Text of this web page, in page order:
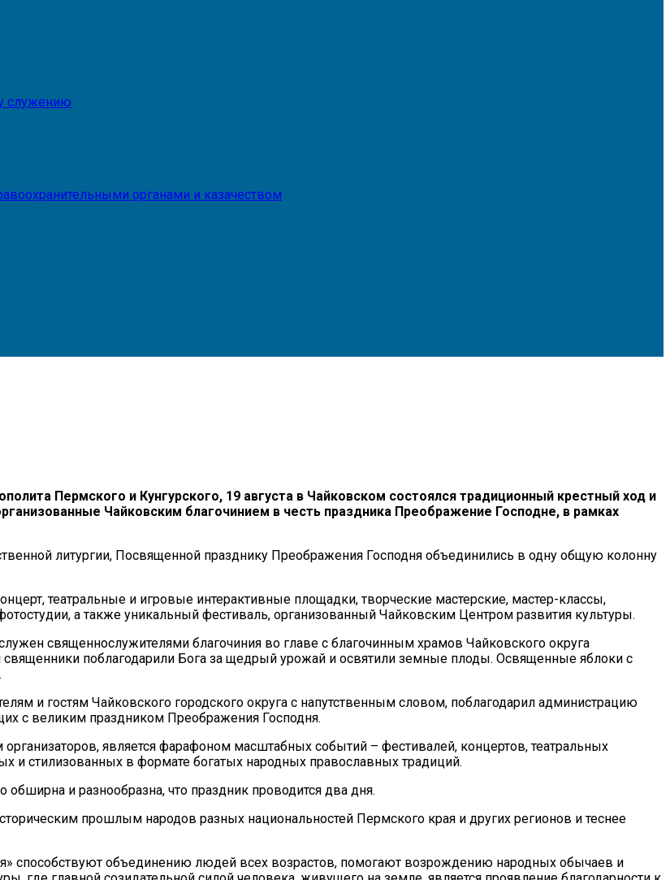
служению
органами и казачеством
Пермского и Кунгурского, 19 августа в Чайковском состоялся традиционный крестный ход и
Чайковским благочинием в честь праздника Преображение Господне, в рамках
литургии, Посвященной празднику Преображения Господня объединились в одну общую колонну
театральные и игровые интерактивные площадки, творческие мастерские, мастер-классы,
а также уникальный фестиваль, организованный Чайковским Центром развития культуры.
священнослужителями благочиния во главе с благочинным храмов Чайковского округа
поблагодарили Бога за щедрый урожай и освятили земные плоды. Освященные яблоки с
и гостям Чайковского городского округа с напутственным словом, поблагодарил администрацию
с великим праздником Преображения Господня.
организаторов, является фарафоном масштабных событий – фестивалей, концертов, театральных
и стилизованных в формате богатых народных православных традиций.
обширна и разнообразна, что праздник проводится два дня.
прошлым народов разных национальностей Пермского края и других регионов и теснее
способствуют объединению людей всех возрастов, помогают возрождению народных обычаев и